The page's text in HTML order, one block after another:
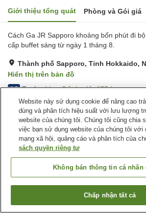
Giới thiệu tổng quát Phòng và Gói giá
Cách Ga JR Sapporo khoảng bốn phút đi
cấp buffet sáng từ ngày 1 tháng 8.
Thành phố Sapporo, Tỉnh Hokkaido,
Hiển thị trên bản đồ
4.3 Tuyệt vời Đánh giá:975lượt
Tiện nghi chỗ nghỉ
Bãi đỗ xe
Spa /
Nhà hàng
Máy bán
Nhật Bản Tỉnh Hokkaido
Hotel Keihan Sapporo
Tìm phòng trống
Website này sử dụng cookie để nâng cao
dùng và phân tích hiệu suất với lưu lượng
website của chúng tôi. Chúng tôi cũng chia
việc bạn sử dụng website của chúng tôi với
mạng xã hội, quảng cáo và phân tích của
sách quyền riêng tư
Không bán thông tin cá nhân
Chấp nhận tất cả